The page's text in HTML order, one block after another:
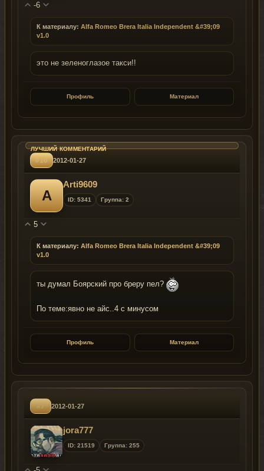
-6
К материалу: Alfa Romeo Brera Italia Independent &#39;09
v1.0
это не зеленоглазое такси!!
Профиль Материал
#10 2012-01-27
A
Arti9609
ID: 5341 Группа: 2
5
К материалу: Alfa Romeo Brera Italia Independent &#39;09
v1.0
ты думал Боярский про бреру пел?
По теме:явно не айс..4 с минусом
Профиль Материал
#7 2012-01-27
jora777
ID: 21519 Группа: 255